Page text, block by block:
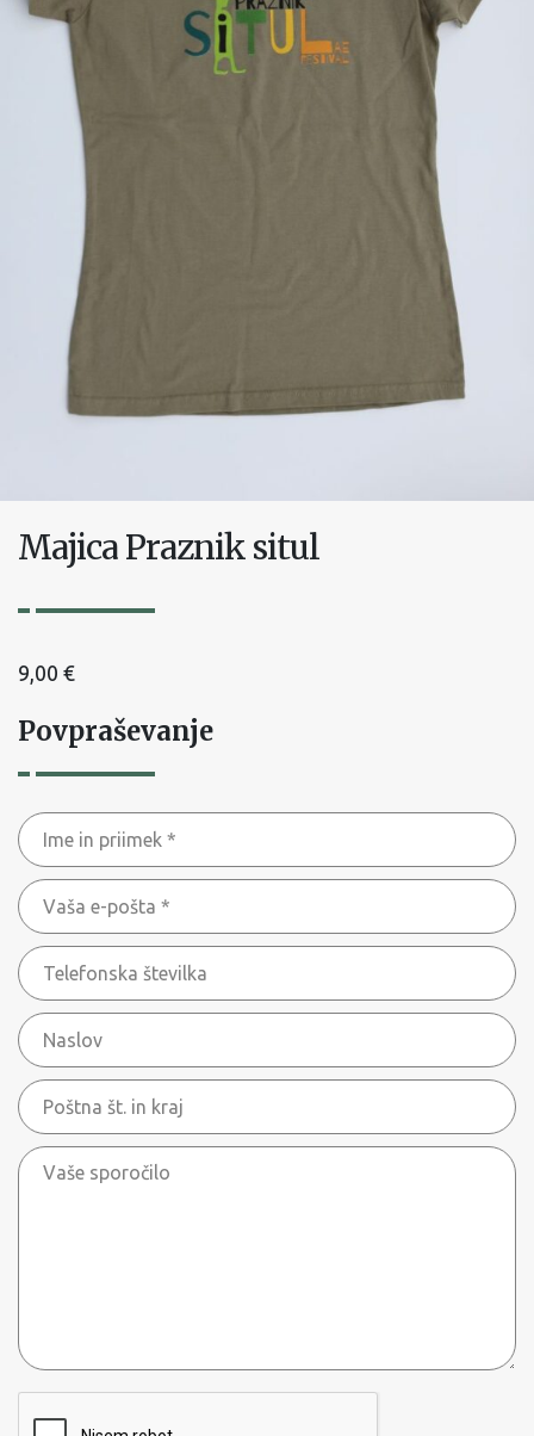
Majica Praznik situl
9,00 €
Povpraševanje
Ime
in
priimek
Vaša
e-
pošta
Telefonska
številka
Naslov
Poštna
št.
in
Vaše